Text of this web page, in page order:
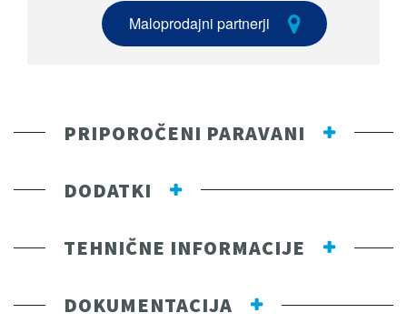
Maloprodajni partnerji
PRIPOROČENI PARAVANI
DODATKI
TEHNIČNE INFORMACIJE
DOKUMENTACIJA